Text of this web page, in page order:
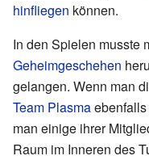
hinfliegen können.
In den Spielen musste
Geheimgeschehen
gelangen. Wenn man
Team Plasma
man einige ihrer
Raum im Inneren des